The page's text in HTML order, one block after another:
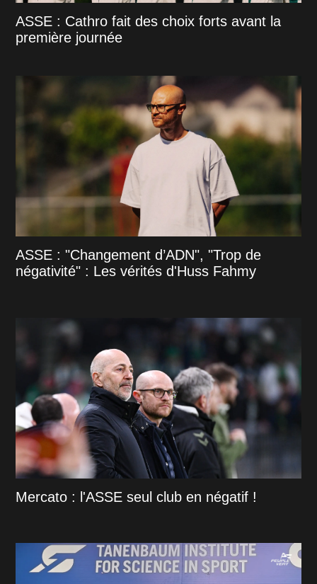
ASSE : Cathro fait des choix forts avant la
première journée
ASSE : "Changement d’ADN", "Trop de
négativité" : Les vérités d'Huss Fahmy
Mercato : l'ASSE seul club en négatif !